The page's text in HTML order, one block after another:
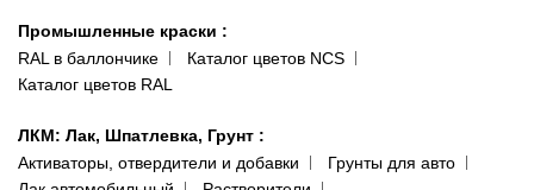
Промышленные краски :
RAL в баллончике
Каталог цветов NCS
Каталог цветов RAL
ЛКМ: Лак, Шпатлевка, Грунт :
Активаторы, отвердители и добавки
Грунты для авто